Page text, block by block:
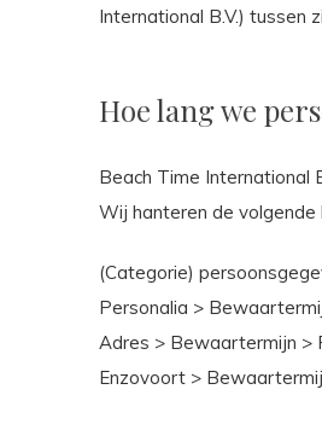
International B.V.) tussen
Hoe lang we
Beach Time International
Wij hanteren de
(Categorie)
Personalia >
Adres > Bewaartermijn >
Enzovoort >